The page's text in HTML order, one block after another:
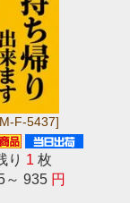
F-5437]
り 1 枚
～ 935 円